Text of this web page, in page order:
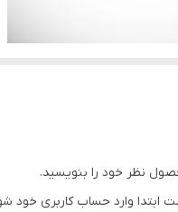
نظر خود را بنویسید.
ابتدا وارد حساب کاربری خود